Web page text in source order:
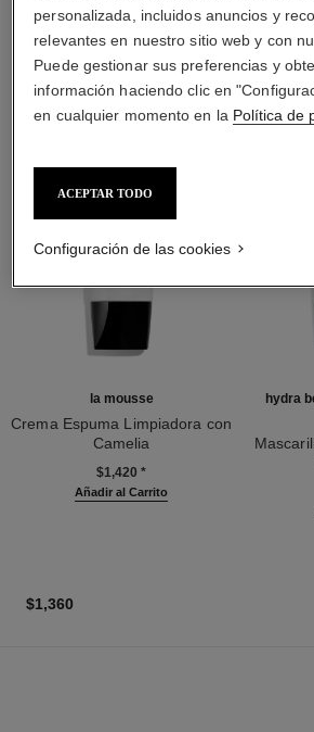
LA COMBINACIÓN
la mousse
Crema Espuma Limpiadora con
Camelia
$1,420 *
Añadir al Carrito
hydra
$1,360
personalizada, incluidos anuncios y
relevantes en nuestro sitio web y con
Puede gestionar sus preferencias y
información haciendo clic en
en cualquier momento en la Política de
ACEPTAR TODO
Configuración de las cookies